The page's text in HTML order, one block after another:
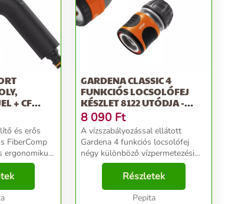
+ CF
és erős
FiberComp
ergonomikus
kényelmes
és
GARDENA CLASSIC 4
FUNKCIÓS LOCSOLÓFEJ
KÉSZLET 8122 UTÓDJA -
SZÜRK...
8 090 Ft
A vízszabályozással ellátott
Gardena 4 funkciós locsolófej
négy különböző vízpermetezési
mintázattal rendelkezik: erős,
lapos, lágy és párás permet,
széles választékot biztosítva a kert
és az otthon h...
Részletek
Pepita